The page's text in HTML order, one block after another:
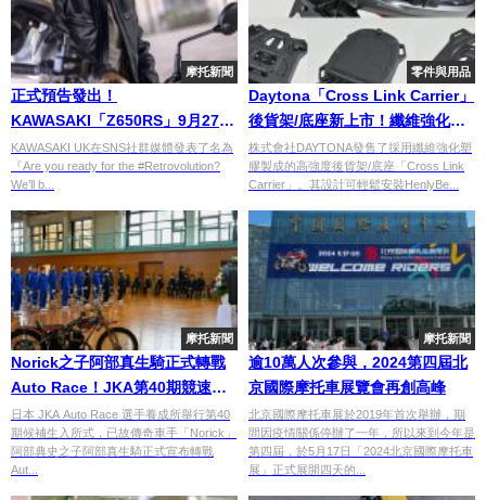
摩托新聞
正式預告發出！
KAWASAKI「Z650RS」9月27日
登場
KAWASAKI UK在SNS社群媒體發表了名為
『Are you ready for the #Retrovolution?
We’ll b...
零件與用品
Daytona「Cross Link Carrier」
後貨架/底座新上市！纖維強化塑
膠×GIVI
Monolock×HenlyBegins Easy
Ring Belt三種安裝方式
株式會社DAYTONA發售了採用纖維強化塑
膠製成的高強度後貨架/底座「Cross Link
Carrier」。其設計可輕鬆安裝HenlyBe...
摩托新聞
Norick之子阿部真生騎正式轉戰
Auto Race！JKA第40期競速賽
車選手養成所入所式登場
日本 JKA Auto Race 選手養成所舉行第40
期候補生入所式，已故傳奇車手「Norick」
阿部典史之子阿部真生騎正式宣布轉戰
Aut...
摩托新聞
逾10萬人次參與，2024第四屆北
京國際摩托車展覽會再創高峰
北京國際摩托車展於2019年首次舉辦，期
間因疫情關係停辦了一年，所以來到今年是
第四屆，於5月17日「2024北京國際摩托車
展」正式展開四天的...